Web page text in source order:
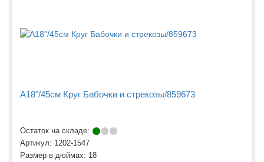
A18"/45см Круг Бабочки и стрекозы/859673
Остаток на складе:
Артикул: 1202-1547
Размер в дюймах: 18